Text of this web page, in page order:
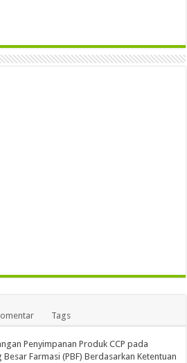
Tags
Penyimpanan Produk CCP pada
Besar Farmasi (PBF) Berdasarkan Ketentuan